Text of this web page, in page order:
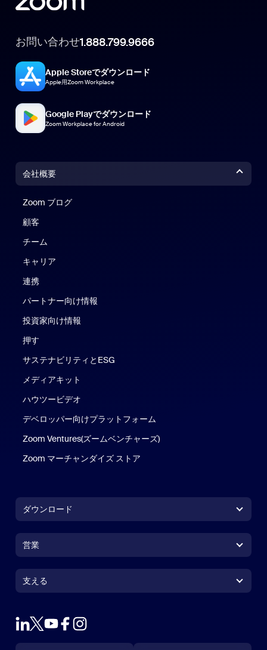
お問い合わせ1.888.799.9666
Apple Storeでダウンロード
Apple用Zoom Workplace
Google Playでダウンロード
Zoom Workplace for Android
会社概要
Zoom ブログ
顧客
チーム
キャリア
連携
パートナー向け情報
投資家向け情報
押す
サステナビリティとESG
メディアキット
ハウツービデオ
デベロッパー向けプラットフォーム
Zoom Ventures(ズームベンチャーズ)
Zoom マーチャンダイズ ストア
ダウンロード
Zoom Rooms アプリZoom Rooms アプリ
Zoom Rooms コントローラ
Outlook プラグイン
営業
営業担当にお問い合わせ
デモを申し込む
支える
支える
アカウント
言語 通貨